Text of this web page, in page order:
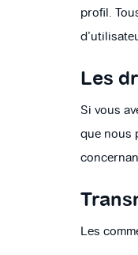
profil.
Les
Si vous
que nous
Les